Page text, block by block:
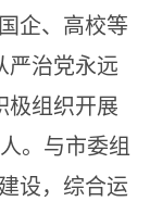
企、高校等
严治党永远
极组织开展
。与市委组
设，综合运